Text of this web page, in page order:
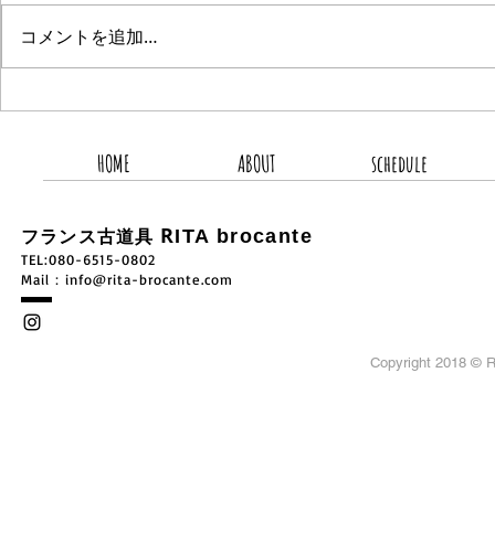
コメントを追加…
HOME ABOUT schedule
フランス古道具 RITA brocante
TEL:080-6515-0802
​Mail：info@rita-brocante.com
Copyright 2018 ©